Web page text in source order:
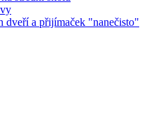
dveří a přijímaček "nanečisto"